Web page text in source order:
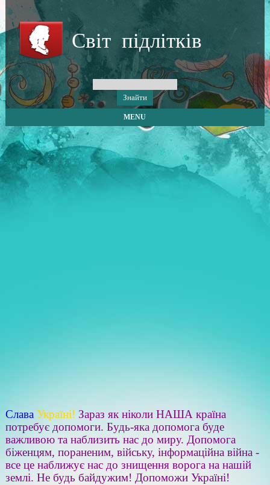
Світ підлітків
MENU
Слава Україні! Зараз як ніколи НАША країна
потребує допомоги. Будь-яка допомога буде
важливою та наблизить нас до миру. Допомога
біженцям, пораненим, війську, інформаційна війна -
все це наближує нас до знищення ворога на нашій
землі. Не будь байдужим! Допоможи Україні!